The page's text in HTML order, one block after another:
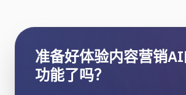
准备好体验内容营销
功能了吗？